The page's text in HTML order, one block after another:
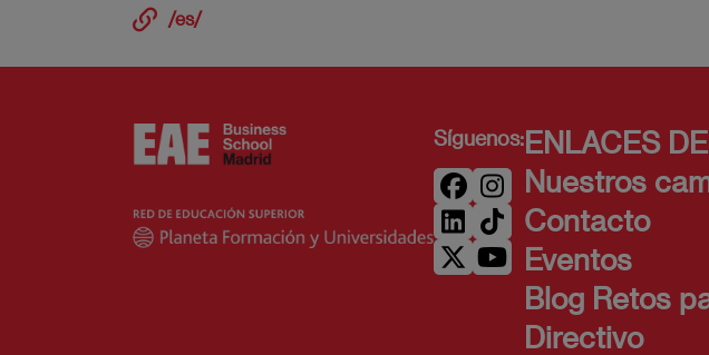
/es/
Síguenos: ENLACES
Nuestros
Contacto
Eventos
Blog Retos
Directivo